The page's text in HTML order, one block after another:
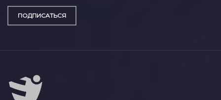
ПОДПИСАТЬСЯ